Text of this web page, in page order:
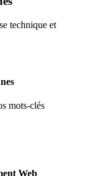
technique et
mots-clés
Web